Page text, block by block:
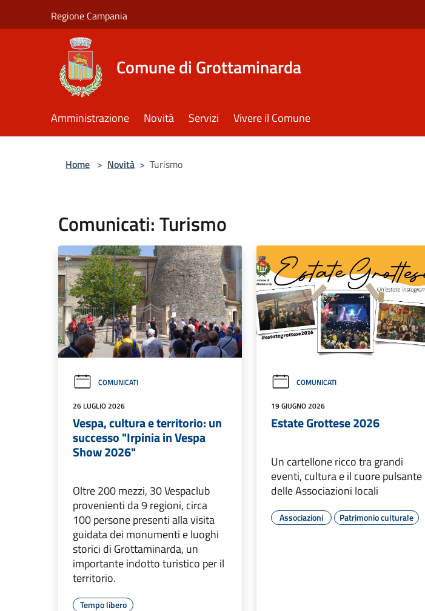
Regione Campania
Comune di Grottaminarda
Amministrazione Novità Servizi Vivere il Comune
Home > Novità > Turismo
Comunicati: Turismo
COMUNICATI
26 LUGLIO 2026
Vespa, cultura e territorio: un
successo "Irpinia in Vespa
Show 2026"
Oltre 200 mezzi, 30 Vespaclub
provenienti da 9 regioni, circa
100 persone presenti alla visita
guidata dei monumenti e luoghi
storici di Grottaminarda, un
importante indotto turistico per il
territorio.
Tempo libero
COMUNICATI
19 GIUGNO 2026
Estate Grottese 2026
Un cartellone ricco tra grandi
eventi, cultura e il cuore pulsante
delle Associazioni locali
Associazioni Patrimonio culturale